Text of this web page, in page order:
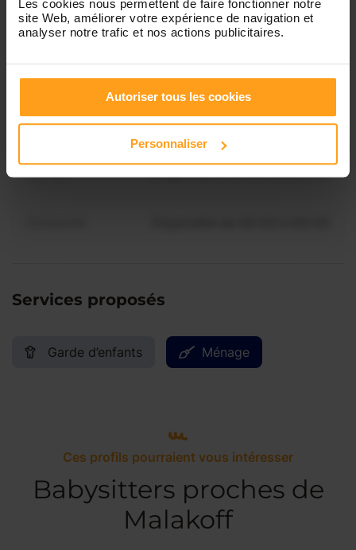
Les cookies nous permettent de faire fonctionner notre
site Web, améliorer votre expérience de navigation et
analyser notre trafic et nos actions publicitaires.
Autoriser tous les cookies
Personnaliser
Mercredi Disponible de 00:00 à 00:30
Vendredi Disponible de 00:00 à 00:00
Samedi Disponible de 00:00 à 00:00
Vous souhaitez connaître les
Contactez-nous
Services proposés
Garde d’enfants Ménage
Ces profils pourraient vous intéresser
Babysitters proches de
Malakoff